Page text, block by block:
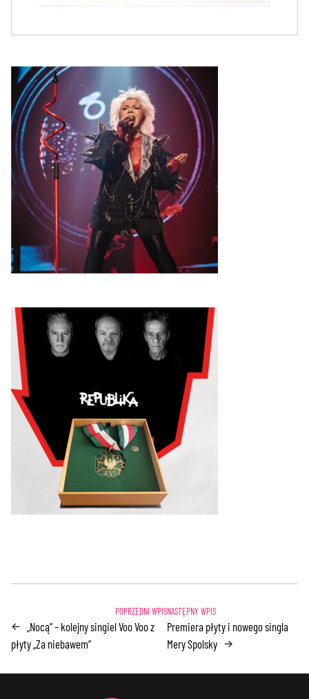
←
„Nocą” – kolejny singiel Voo Voo z
płyty „Za niebawem”
Premiera płyty i nowego singla
Mery Spolsky →